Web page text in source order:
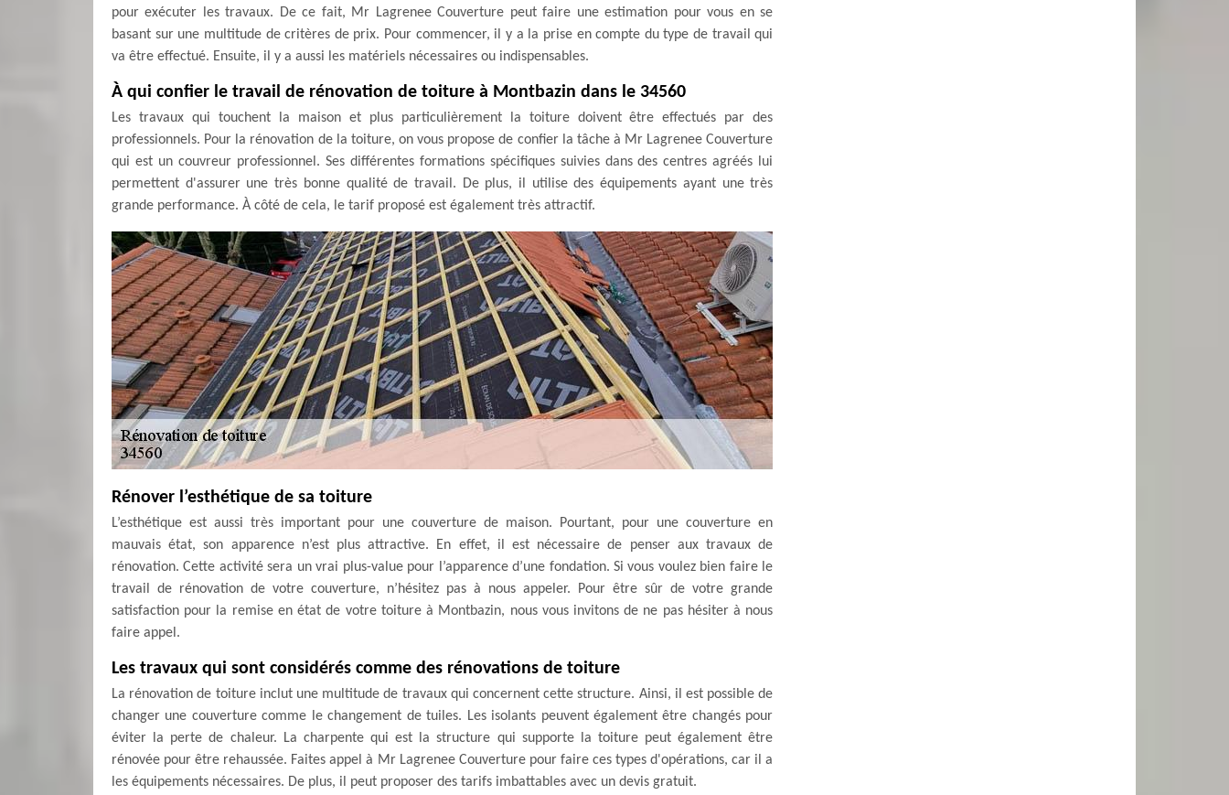
pour exécuter les travaux. De ce fait, Mr Lagrenee Couverture peut faire une estimation pour vous en se
basant sur une multitude de critères de prix. Pour commencer, il y a la prise en compte du type de travail qui
va être effectué. Ensuite, il y a aussi les matériels nécessaires ou indispensables.
À qui confier le travail de rénovation de toiture à Montbazin dans le 34560
Les travaux qui touchent la maison et plus particulièrement la toiture doivent être effectués par des
professionnels. Pour la rénovation de la toiture, on vous propose de confier la tâche à Mr Lagrenee Couverture
qui est un couvreur professionnel. Ses différentes formations spécifiques suivies dans des centres agréés lui
permettent d'assurer une très bonne qualité de travail. De plus, il utilise des équipements ayant une très
grande performance. À côté de cela, le tarif proposé est également très attractif.
Rénover l’esthétique de sa toiture
L’esthétique est aussi très important pour une couverture de maison. Pourtant, pour une couverture en
mauvais état, son apparence n’est plus attractive. En effet, il est nécessaire de penser aux travaux de
rénovation. Cette activité sera un vrai plus-value pour l’apparence d’une fondation. Si vous voulez bien faire le
travail de rénovation de votre couverture, n’hésitez pas à nous appeler. Pour être sûr de votre grande
satisfaction pour la remise en état de votre toiture à Montbazin, nous vous invitons de ne pas hésiter à nous
faire appel.
Les travaux qui sont considérés comme des rénovations de toiture
La rénovation de toiture inclut une multitude de travaux qui concernent cette structure. Ainsi, il est possible de
changer une couverture comme le changement de tuiles. Les isolants peuvent également être changés pour
éviter la perte de chaleur. La charpente qui est la structure qui supporte la toiture peut également être
rénovée pour être rehaussée. Faites appel à Mr Lagrenee Couverture pour faire ces types d'opérations, car il a
les équipements nécessaires. De plus, il peut proposer des tarifs imbattables avec un devis gratuit.